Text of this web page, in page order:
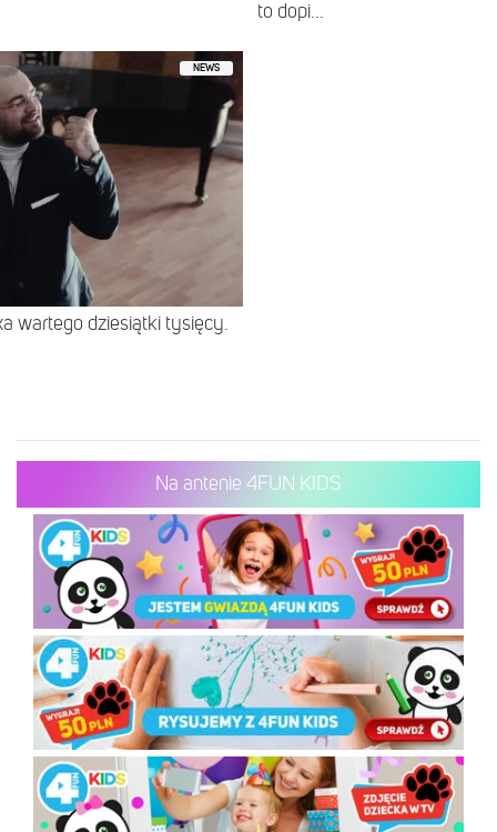
to dopi...
NEWS
wartego dziesiątki tysięcy.
Na antenie 4FUN KIDS